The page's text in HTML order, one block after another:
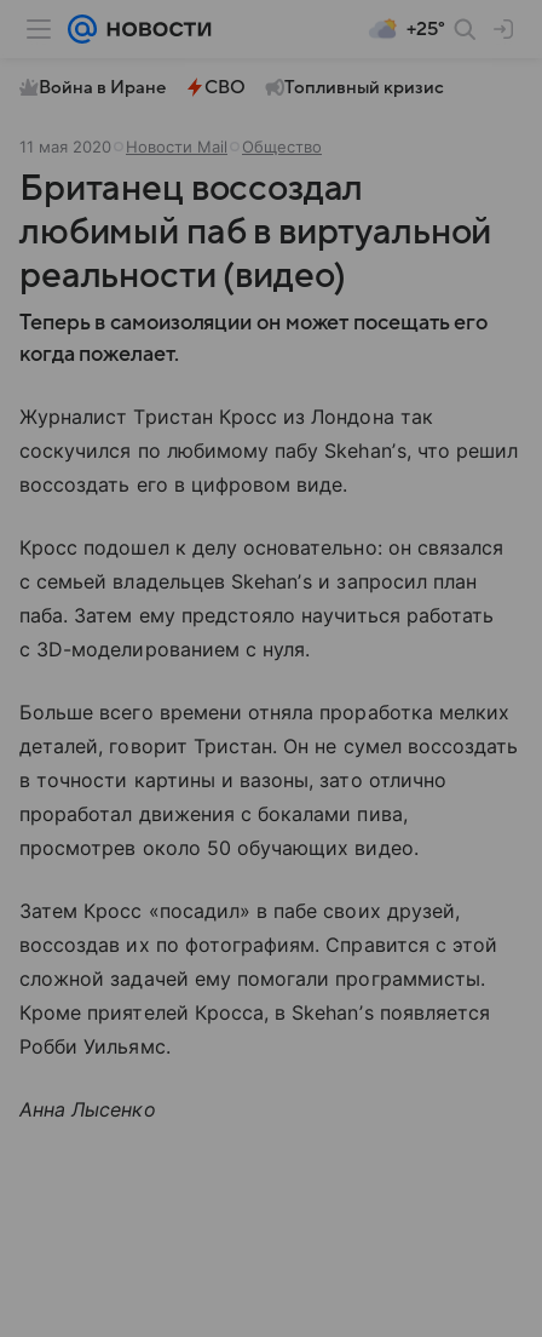
+25°
Война в Иране СВО Топливный кризис
11 мая 2020 Новости Mail Общество
Британец воссоздал
любимый паб в виртуальной
реальности (видео)
Теперь в самоизоляции он может посещать его
когда пожелает.
Журналист Тристан Кросс из Лондона так
соскучился по любимому пабу Skehanʼs, что решил
воссоздать его в цифровом виде.
Кросс подошел к делу основательно: он связался
с семьей владельцев Skehanʼs и запросил план
паба. Затем ему предстояло научиться работать
с 3D-моделированием с нуля.
Больше всего времени отняла проработка мелких
деталей, говорит Тристан. Он не сумел воссоздать
в точности картины и вазоны, зато отлично
проработал движения с бокалами пива,
просмотрев около 50 обучающих видео.
Затем Кросс «посадил» в пабе своих друзей,
воссоздав их по фотографиям. Справится с этой
сложной задачей ему помогали программисты.
Кроме приятелей Кросса, в Skehanʼs появляется
Робби Уильямс.
Анна Лысенко